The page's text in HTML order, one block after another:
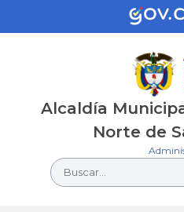
Alcaldía
Norte de
Buscar...